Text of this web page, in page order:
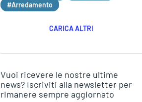
#Arredamento
CARICA ALTRI
Vuoi ricevere le nostre ultime
news? Iscriviti alla newsletter per
rimanere sempre aggiornato